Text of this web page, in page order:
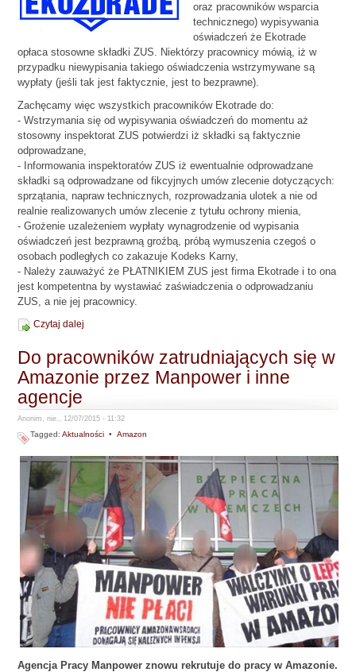
oraz pracowników wsparcia
technicznego) wypisywania
oświadczeń że Ekotrade
opłaca stosowne składki ZUS. Niektórzy pracownicy mówią, iż w
przypadku niewypisania takiego oświadczenia wstrzymywane są
wypłaty (jeśli tak jest faktycznie, jest to bezprawne).
Zachęcamy więc wszystkich pracowników Ekotrade do:
- Wstrzymania się od wypisywania oświadczeń do momentu aż
stosowny inspektorat ZUS potwierdzi iż składki są faktycznie
odprowadzane,
- Informowania inspektoratów ZUS iż ewentualnie odprowadzane
składki są odprowadzane od fikcyjnych umów zlecenie dotyczących:
sprzątania, napraw technicznych, rozprowadzania ulotek a nie od
realnie realizowanych umów zlecenie z tytułu ochrony mienia,
- Grożenie uzależeniem wypłaty wynagrodzenie od wypisania
oświadczeń jest bezprawną groźbą, próbą wymuszenia czegoś o
osobach podległych co zakazuje Kodeks Karny,
- Należy zauważyć że PŁATNIKIEM ZUS jest firma Ekotrade i to ona
jest kompetentna by wystawiać zaświadczenia o odprowadzaniu
ZUS, a nie jej pracownicy.
Czytaj dalej
Do pracowników zatrudniających się w
Amazonie przez Manpower i inne
agencje
Anonim, nie., 12/07/2015 - 11:32
Tagged:Aktualności •Amazon
Agencja Pracy Manpower znowu rekrutuje do pracy w Amazonie.